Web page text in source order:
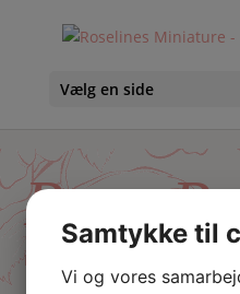
Vælg en side
Rosa
Hjem
Samtykke til
Vi og vores